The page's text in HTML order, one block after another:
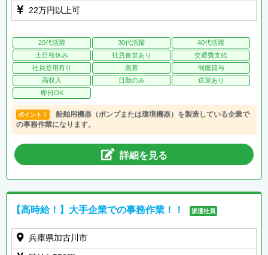
22万円以上可
20代活躍 30代活躍
40代活躍
土日祝休み
社員食堂あり
交通費支給
社員登用有り
急募
制服貸与
高収入
日勤のみ
送迎あり
即日OK
ポイント！
船舶用機器（ポンプまたは環境機器）を製造している企業で
の事務作業になります。
詳細を見る
【高時給！】大手企業での事務作業！！ 派遣社員
兵庫県加古川市